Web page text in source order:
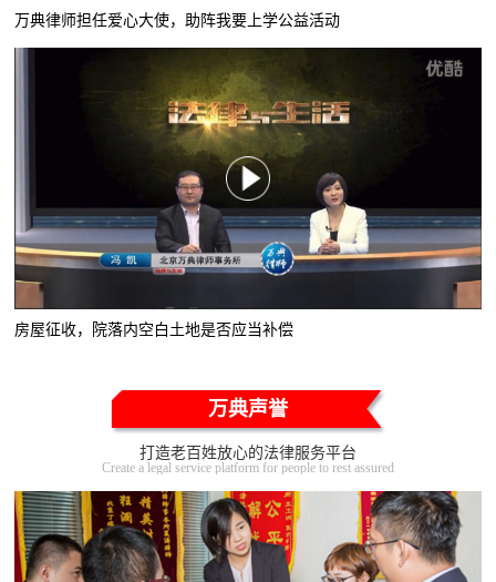
万典律师担任爱心大使，助阵我要上学公益活动
房屋征收，院落内空白土地是否应当补偿
万典声誉
打造老百姓放心的法律服务平台
Create a legal service platform for people to rest assured